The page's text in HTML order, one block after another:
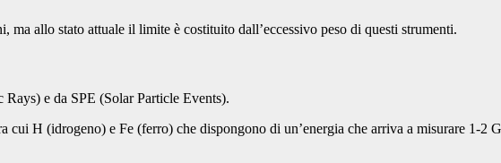
allo stato attuale il limite è costituito dall’eccessivo peso di questi strumenti.
e da SPE (Solar Particle Events).
H (idrogeno) e Fe (ferro) che dispongono di un’energia che arriva a misurare 1-2